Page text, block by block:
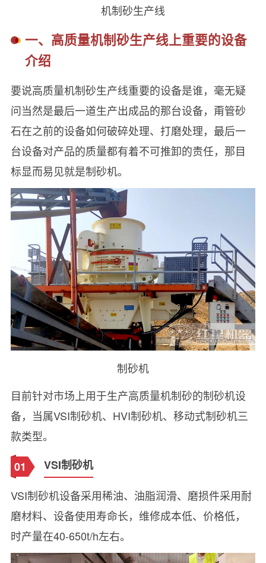
机制砂生产线
一、高质量机制砂生产线上重要的设备
介绍
要说高质量机制砂生产线重要的设备是谁，毫无疑
问当然是最后一道生产出成品的那台设备，甭管砂
石在之前的设备如何破碎处理、打磨处理，最后一
台设备对产品的质量都有着不可推卸的责任，那目
标显而易见就是制砂机。
制砂机
目前针对市场上用于生产高质量机制砂的制砂机设
备，当属VSI制砂机、HVI制砂机、移动式制砂机三
款类型。
01
VSI制砂机
VSI制砂机设备采用稀油、油脂润滑、磨损件采用耐
磨材料、设备使用寿命长，维修成本低、价格低，
时产量在40-650t/h左右。